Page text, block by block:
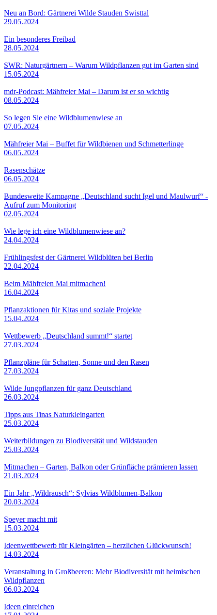
Neu an Bord: Gärtnerei Wilde Stauden Swisttal
29.05.2024
Ein besonderes Freibad
28.05.2024
SWR: Naturgärtnern – Warum Wildpflanzen gut im Garten sind
15.05.2024
mdr-Podcast: Mähfreier Mai – Darum ist er so wichtig
08.05.2024
So legen Sie eine Wildblumenwiese an
07.05.2024
Mähfreier Mai – Buffet für Wildbienen und Schmetterlinge
06.05.2024
Rasenschätze
06.05.2024
Bundesweite Kampagne „Deutschland sucht Igel und Maulwurf“ -
Aufruf zum Monitoring
02.05.2024
Wie lege ich eine Wildblumenwiese an?
24.04.2024
Frühlingsfest der Gärtnerei Wildblüten bei Berlin
22.04.2024
Beim Mähfreien Mai mitmachen!
16.04.2024
Pflanzaktionen für Kitas und soziale Projekte
15.04.2024
Wettbewerb „Deutschland summt!“ startet
27.03.2024
Pflanzpläne für Schatten, Sonne und den Rasen
27.03.2024
Wilde Jungpflanzen für ganz Deutschland
26.03.2024
Tipps aus Tinas Naturkleingarten
25.03.2024
Weiterbildungen zu Biodiversität und Wildstauden
25.03.2024
Mitmachen – Garten, Balkon oder Grünfläche prämieren lassen
21.03.2024
Ein Jahr „Wildrausch“: Sylvias Wildblumen-Balkon
20.03.2024
Speyer macht mit
15.03.2024
Ideenwettbewerb für Kleingärten – herzlichen Glückwunsch!
14.03.2024
Veranstaltung in Großbeeren: Mehr Biodiversität mit heimischen
Wildpflanzen
06.03.2024
Ideen einreichen